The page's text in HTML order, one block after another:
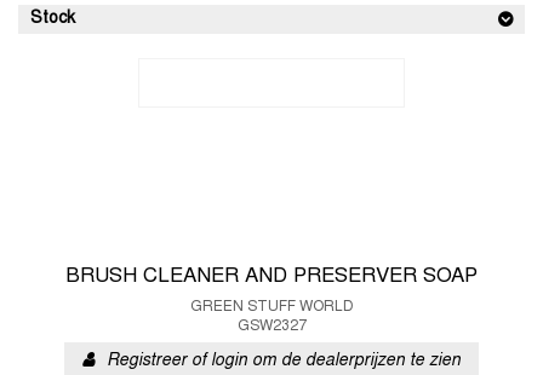
Stock
BRUSH CLEANER AND PRESERVER SOAP
GREEN STUFF WORLD
GSW2327
Registreer of login om de dealerprijzen te zien